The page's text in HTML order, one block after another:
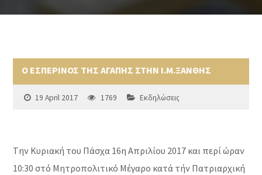
Ο ΕΣΠΕΡΙΝΟΣ ΤΗΣ ΑΓΑΠΗΣ ΣΤΗΝ Ι.Μ.ΞΑΝΘΗΣ
19 April 2017 1769 Εκδηλώσεις
Tην Κυριακή του Πάσχα 16η Απριλίου 2017 και περί ώραν
10:30 στό Μητροπολιτικό Μέγαρο κατά τήν Πατριαρχική